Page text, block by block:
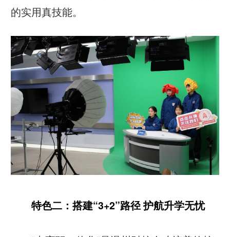
的实用真技能。
特色二：搭建“3+2”路径 护航升学无忧